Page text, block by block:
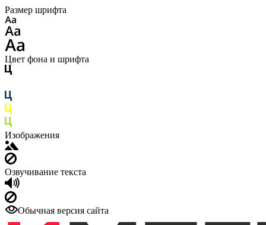
Размер шрифта
Цвет фона и шрифта
Изображения
Озвучивание текста
Обычная версия сайта